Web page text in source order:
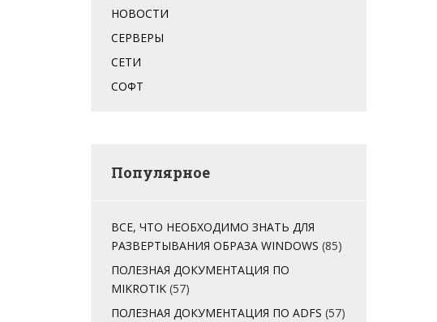
НОВОСТИ
СЕРВЕРЫ
СЕТИ
СОФТ
Популярное
ВСЕ, ЧТО НЕОБХОДИМО ЗНАТЬ ДЛЯ
РАЗВЕРТЫВАНИЯ ОБРАЗА WINDOWS (85)
ПОЛЕЗНАЯ ДОКУМЕНТАЦИЯ ПО
MIKROTIK (57)
ПОЛЕЗНАЯ ДОКУМЕНТАЦИЯ ПО ADFS (57)